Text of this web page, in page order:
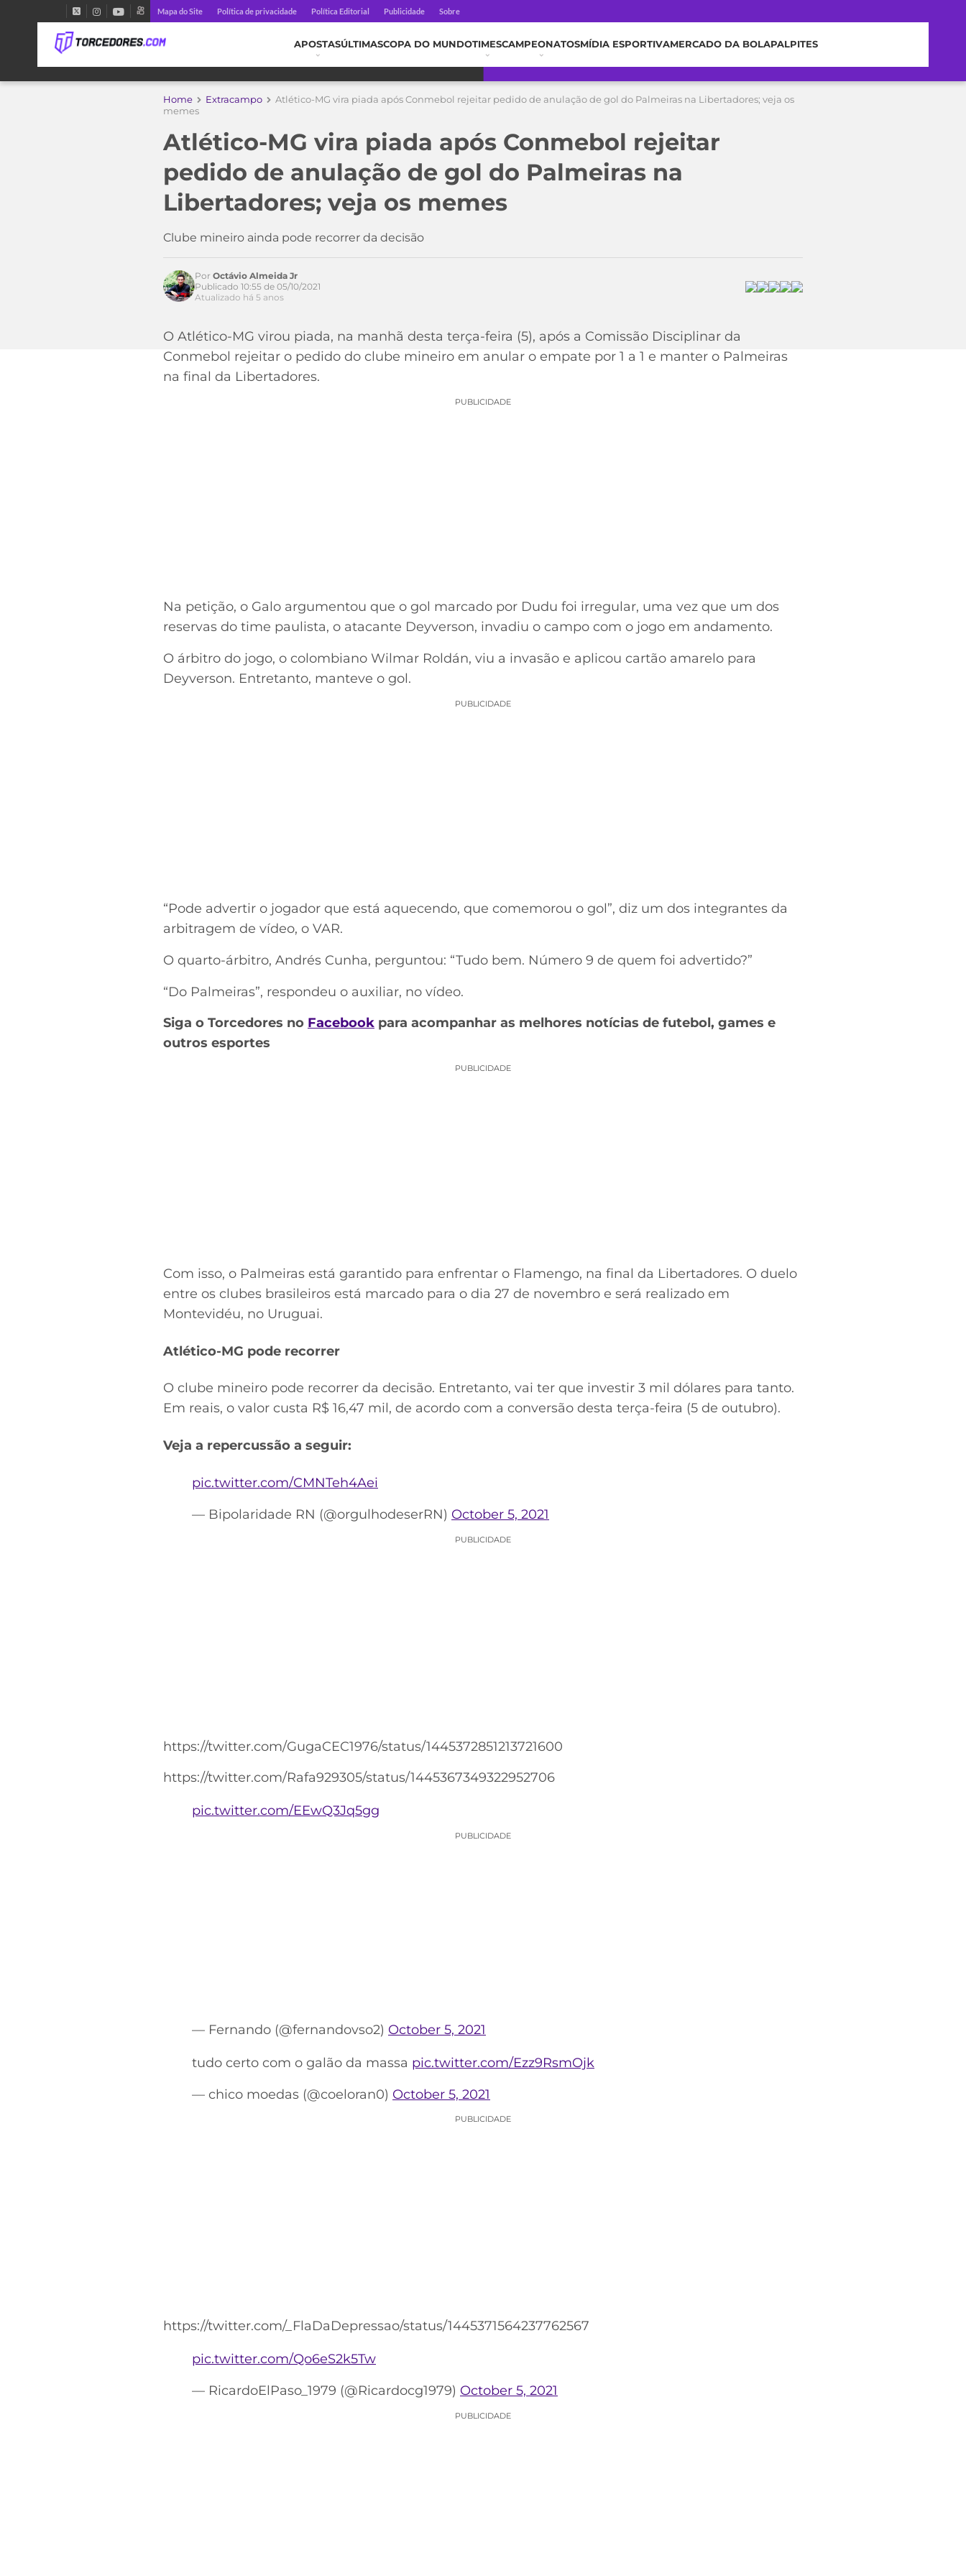
Mapa do Site Política de privacidade Política Editorial Publicidade Sobre
APOSTASÚLTIMASCOPA DO MUNDOTIMESCAMPEONATOSMÍDIA ESPORTIVAMERCADO DA BOLAPALPITES
Home Extracampo
Atlético-MG vira piada após Conmebol rejeitar pedido de anulação de gol do Palmeiras na Libertadores; veja os
memes
Atlético-MG vira piada após Conmebol rejeitar
pedido de anulação de gol do Palmeiras na
Libertadores; veja os memes
Clube mineiro ainda pode recorrer da decisão
Acesse o perfil do autor
Por Octávio Almeida Jr
Publicado 10:55 de 05/10/2021
Atualizado há 5 anos
O Atlético-MG virou piada, na manhã desta terça-feira (5), após a Comissão Disciplinar da
Conmebol rejeitar o pedido do clube mineiro em anular o empate por 1 a 1 e manter o Palmeiras
na final da Libertadores.
PUBLICIDADE
Na petição, o Galo argumentou que o gol marcado por Dudu foi irregular, uma vez que um dos
reservas do time paulista, o atacante Deyverson, invadiu o campo com o jogo em andamento.
O árbitro do jogo, o colombiano Wilmar Roldán, viu a invasão e aplicou cartão amarelo para
Deyverson. Entretanto, manteve o gol.
PUBLICIDADE
“Pode advertir o jogador que está aquecendo, que comemorou o gol”, diz um dos integrantes da
arbitragem de vídeo, o VAR.
O quarto-árbitro, Andrés Cunha, perguntou: “Tudo bem. Número 9 de quem foi advertido?”
“Do Palmeiras”, respondeu o auxiliar, no vídeo.
Siga o Torcedores no Facebook para acompanhar as melhores notícias de futebol, games e
outros esportes
PUBLICIDADE
Com isso, o Palmeiras está garantido para enfrentar o Flamengo, na final da Libertadores. O duelo
entre os clubes brasileiros está marcado para o dia 27 de novembro e será realizado em
Montevidéu, no Uruguai.
Atlético-MG pode recorrer
O clube mineiro pode recorrer da decisão. Entretanto, vai ter que investir 3 mil dólares para tanto.
Em reais, o valor custa R$ 16,47 mil, de acordo com a conversão desta terça-feira (5 de outubro).
Veja a repercussão a seguir:
pic.twitter.com/CMNTeh4Aei
— Bipolaridade RN (@orgulhodeserRN) October 5, 2021
PUBLICIDADE
https://twitter.com/GugaCEC1976/status/1445372851213721600
https://twitter.com/Rafa929305/status/1445367349322952706
pic.twitter.com/EEwQ3Jq5gg
PUBLICIDADE
— Fernando (@fernandovso2) October 5, 2021
tudo certo com o galão da massa pic.twitter.com/Ezz9RsmOjk
— chico moedas (@coeloran0) October 5, 2021
PUBLICIDADE
https://twitter.com/_FlaDaDepressao/status/1445371564237762567
pic.twitter.com/Qo6eS2k5Tw
— RicardoElPaso_1979 (@Ricardocg1979) October 5, 2021
PUBLICIDADE